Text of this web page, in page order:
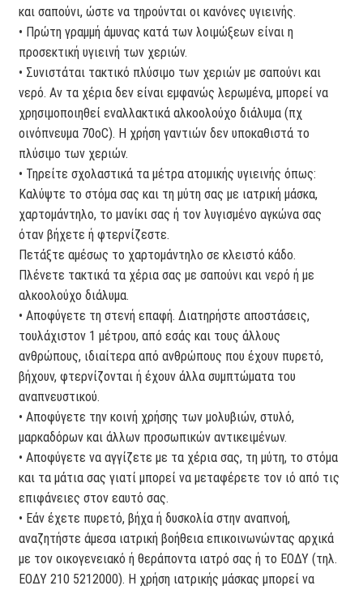
και σαπούνι, ώστε να τηρούνται οι κανόνες υγιεινής.
• Πρώτη γραμμή άμυνας κατά των λοιμώξεων είναι η
προσεκτική υγιεινή των χεριών.
• Συνιστάται τακτικό πλύσιμο των χεριών με σαπούνι και
νερό. Aν τα χέρια δεν είναι εμφανώς λερωμένα, μπορεί να
χρησιμοποιηθεί εναλλακτικά αλκοολούχο διάλυμα (πχ
οινόπνευμα 70οC). Η χρήση γαντιών δεν υποκαθιστά το
πλύσιμο των χεριών.
• Τηρείτε σχολαστικά τα μέτρα ατομικής υγιεινής όπως:
Καλύψτε το στόμα σας και τη μύτη σας με ιατρική μάσκα,
χαρτομάντηλο, το μανίκι σας ή τον λυγισμένο αγκώνα σας
όταν βήχετε ή φτερνίζεστε.
Πετάξτε αμέσως το χαρτομάντηλο σε κλειστό κάδο.
Πλένετε τακτικά τα χέρια σας με σαπούνι και νερό ή με
αλκοολούχο διάλυμα.
• Αποφύγετε τη στενή επαφή. ∆ιατηρήστε αποστάσεις,
τουλάχιστον 1 μέτρου, από εσάς και τους άλλους
ανθρώπους, ιδιαίτερα από ανθρώπους που έχουν πυρετό,
βήχουν, φτερνίζονται ή έχουν άλλα συμπτώματα του
αναπνευστικού.
• Αποφύγετε την κοινή χρήσης των μολυβιών, στυλό,
μαρκαδόρων και άλλων προσωπικών αντικειμένων.
• Αποφύγετε να αγγίζετε με τα χέρια σας, τη μύτη, το στόμα
και τα μάτια σας γιατί μπορεί να μεταφέρετε τον ιό από τις
επιφάνειες στον εαυτό σας.
• Εάν έχετε πυρετό, βήχα ή δυσκολία στην αναπνοή,
αναζητήστε άμεσα ιατρική βοήθεια επικοινωνώντας αρχικά
με τον οικογενειακό ή θεράποντα ιατρό σας ή το ΕΟ∆Υ (τηλ.
ΕΟ∆Υ 210 5212000). Η χρήση ιατρικής μάσκας μπορεί να